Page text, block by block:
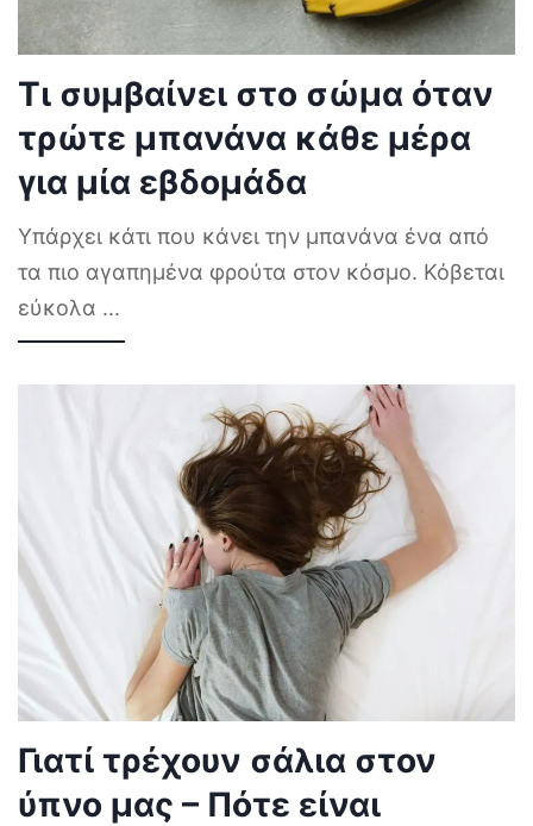
Τι συμβαίνει στο σώμα όταν
τρώτε μπανάνα κάθε μέρα
για μία εβδομάδα
Υπάρχει κάτι που κάνει την μπανάνα ένα από
τα πιο αγαπημένα φρούτα στον κόσμο. Κόβεται
εύκολα ...
Γιατί τρέχουν σάλια στον
ύπνο μας – Πότε είναι